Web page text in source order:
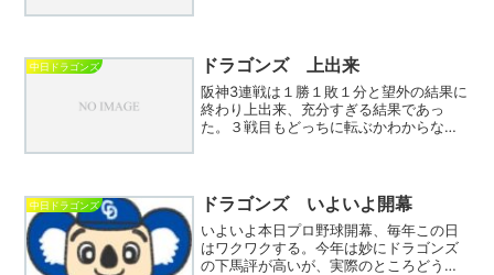
をもってきてロン...
中日ドラゴンズ ドラゴンズ 上出来
阪神3連戦は１勝１敗１分と望外の結果に
終わり上出来、充分すぎる結果であっ
た。３戦目もどっちに転ぶかわからない
思う。昨日一昨日と初回...
中日ドラゴンズ ドラゴンズ いよいよ開幕
いよいよ本日プロ野球開幕、毎年この日
はワクワクする。今年は妙にドラゴンズ
の下馬評が高いが、実際のところどうな